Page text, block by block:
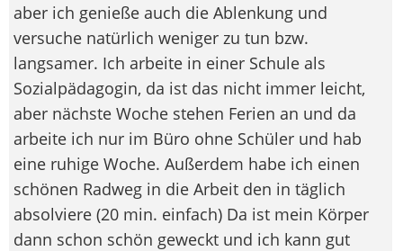
aber ich genieße auch die Ablenkung und
versuche natürlich weniger zu tun bzw.
langsamer. Ich arbeite in einer Schule als
Sozialpädagogin, da ist das nicht immer leicht,
aber nächste Woche stehen Ferien an und da
arbeite ich nur im Büro ohne Schüler und hab
eine ruhige Woche. Außerdem habe ich einen
schönen Radweg in die Arbeit den in täglich
absolviere (20 min. einfach) Da ist mein Körper
dann schon schön geweckt und ich kann gut